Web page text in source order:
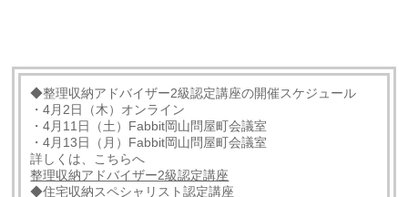
◆整理収納アドバイザー2級認定講座の開催スケジュール
・4月2日（木）オンライン
・4月11日（土）Fabbit岡山問屋町会議室
・4月13日（月）Fabbit岡山問屋町会議室
詳しくは、こちらへ
整理収納アドバイザー2級認定講座
◆住宅収納スペシャリスト認定講座